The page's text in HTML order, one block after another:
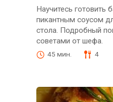
Научитесь готовить
пикантным соусом
стола. Подробный
советами от шефа.
45 мин. 4